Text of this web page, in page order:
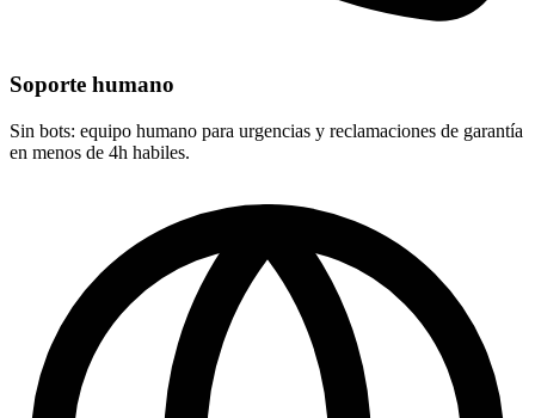
Soporte humano
Sin bots: equipo humano para urgencias y reclamaciones de garantía
en menos de 4h habiles.